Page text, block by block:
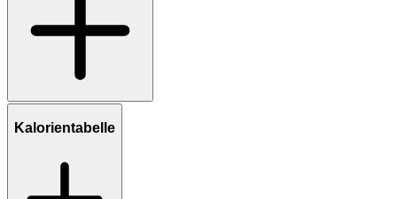
Kalorientabelle